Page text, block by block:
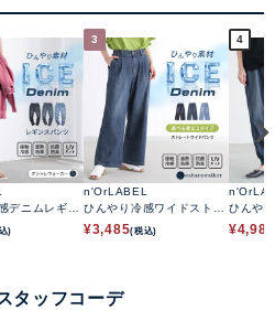
デニムレギパ
)
3
n'OrLABEL
ひんやり冷感ワイドストレ
ートデニムパンツ
¥3,485(税込)
4
ひんや
ーパンツ
¥4,980
タッフコーデ